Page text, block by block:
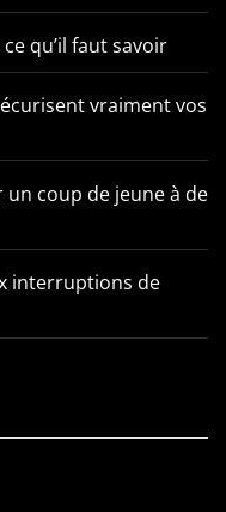
qu’il faut savoir
vraiment vos
coup de jeune à de
interruptions de